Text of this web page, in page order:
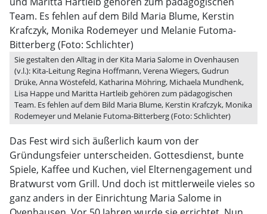
Sie gestalten den Alltag in der Kita Maria Salome in Ovenhausen
(v.l.): Kita-Leitung Regina Hoffmann, Verena Wiegers, Gudrun
Drüke, Anna Wöstefeld, Katharina Möhring, Michaela Mundhenk,
Lisa Happe und Maritta Hartleib gehören zum pädagogischen
Team. Es fehlen auf dem Bild Maria Blume, Kerstin Krafczyk, Monika
Rodemeyer und Melanie Futoma-Bitterberg (Foto: Schlichter)
Das Fest wird sich äußerlich kaum von der
Gründungsfeier unterscheiden. Gottesdienst, bunte
Spiele, Kaffee und Kuchen, viel Elternengagement und
Bratwurst vom Grill. Und doch ist mittlerweile vieles so
ganz anders in der Einrichtung Maria Salome in